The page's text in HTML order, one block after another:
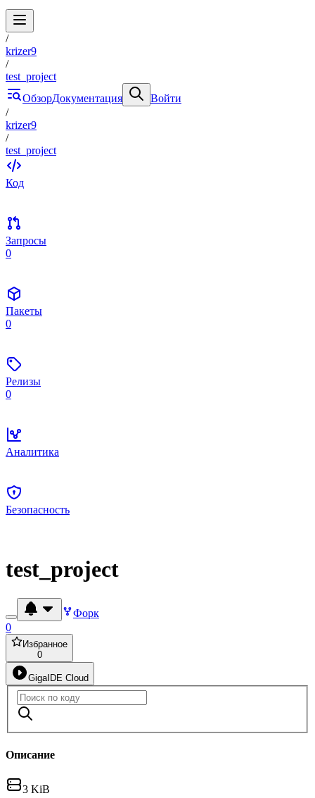
/
krizer9
/
test_project
ОбзорДокументация
Войти
/
krizer9
/
test_project
Код
Запросы
0
Пакеты
0
Релизы
0
Аналитика
Безопасность
test_project
Форк
0
Избранное
0
GigaIDE Cloud
Описание
3 KiB